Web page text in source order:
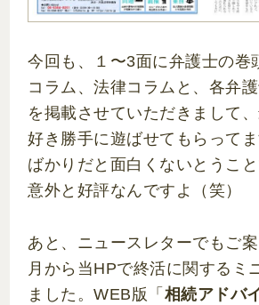
今回も、１〜3面に弁護士の巻
コラム、法律コラムと、各弁
を掲載させていただきまして
好き勝手に遊ばせてもらって
ばかりだと面白くないとうこと
意外と好評なんですよ（笑）
あと、ニュースレターでもご
月から当HPで終活に関するミ
ました。WEB版「 相続アドバ